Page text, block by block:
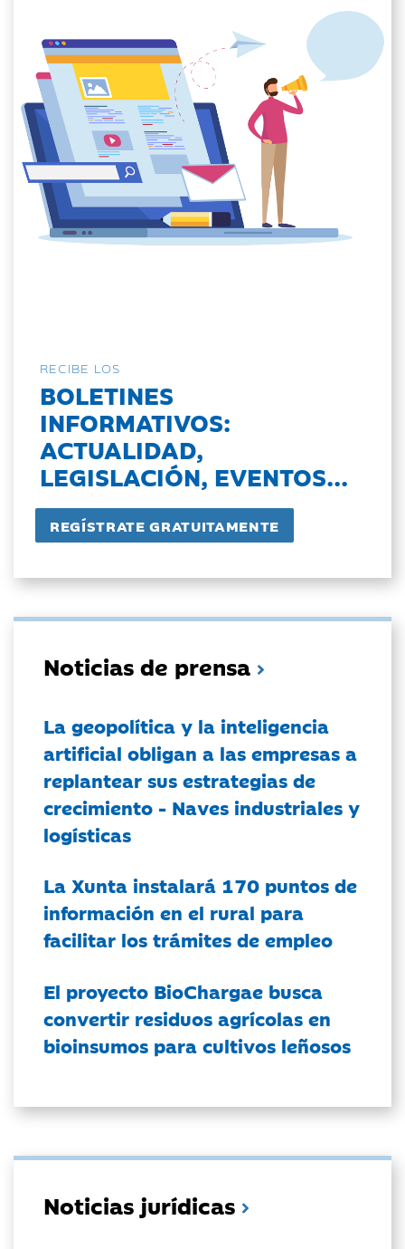
RECIBE LOS
BOLETINES
INFORMATIVOS:
ACTUALIDAD,
LEGISLACIÓN, EVENTOS...
Noticias de prensa
La geopolítica y la inteligencia
artificial obligan a las empresas a
replantear sus estrategias de
crecimiento - Naves industriales y
logísticas
La Xunta instalará 170 puntos de
información en el rural para
facilitar los trámites de empleo
El proyecto BioChargae busca
convertir residuos agrícolas en
bioinsumos para cultivos leñosos
Noticias jurídicas